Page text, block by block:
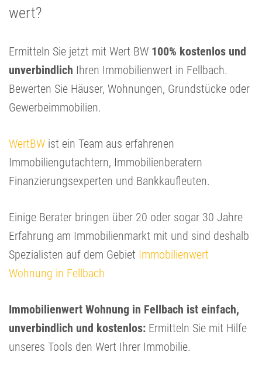
wert?
Ermitteln Sie jetzt mit Wert BW 100% kostenlos und
unverbindlich Ihren Immobilienwert in Fellbach.
Bewerten Sie Häuser, Wohnungen, Grundstücke oder
Gewerbeimmobilien.
WertBW ist ein Team aus erfahrenen
Immobiliengutachtern, Immobilienberatern
Finanzierungsexperten und Bankkaufleuten.
Einige Berater bringen über 20 oder sogar 30 Jahre
Erfahrung am Immobilienmarkt mit und sind deshalb
Spezialisten auf dem Gebiet Immobilienwert
Wohnung in Fellbach
Immobilienwert Wohnung in Fellbach ist einfach,
unverbindlich und kostenlos: Ermitteln Sie mit Hilfe
unseres Tools den Wert Ihrer Immobilie.